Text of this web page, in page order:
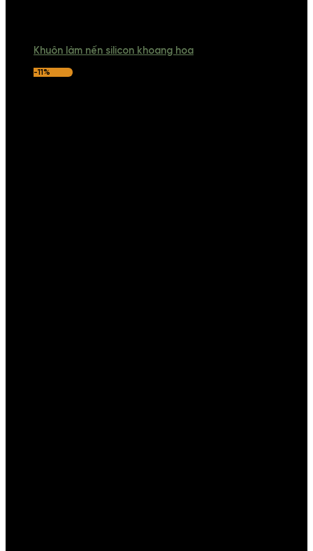
Khuôn làm nến silicon khoang hoa
-11%